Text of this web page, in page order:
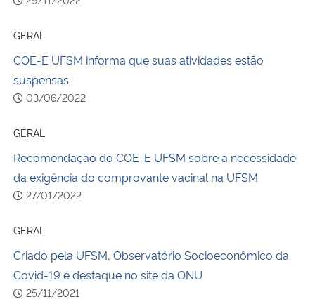
GERAL
COE-E UFSM informa que suas atividades estão
suspensas
03/06/2022
GERAL
Recomendação do COE-E UFSM sobre a necessidade
da exigência do comprovante vacinal na UFSM
27/01/2022
GERAL
Criado pela UFSM, Observatório Socioeconômico da
Covid-19 é destaque no site da ONU
25/11/2021